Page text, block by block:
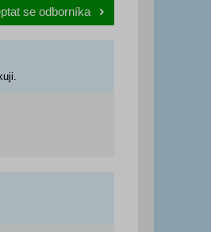
se odborníka